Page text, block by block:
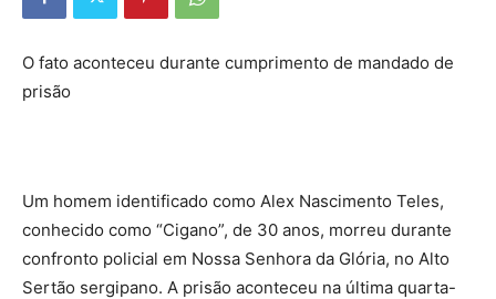
O fato aconteceu durante cumprimento de mandado de
prisão
Um homem identificado como Alex Nascimento Teles,
conhecido como “Cigano”, de 30 anos, morreu durante
confronto policial em Nossa Senhora da Glória, no Alto
Sertão sergipano. A prisão aconteceu na última quarta-